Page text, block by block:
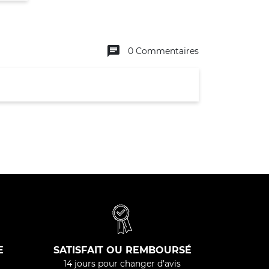
chat 0 Commentaires
SATISFAIT OU REMBOURSÉ
14 jours pour changer d'avis